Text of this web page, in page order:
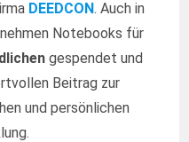
DEEDCON. Auch in
Notebooks für
gespendet und
Beitrag zur
und persönlichen